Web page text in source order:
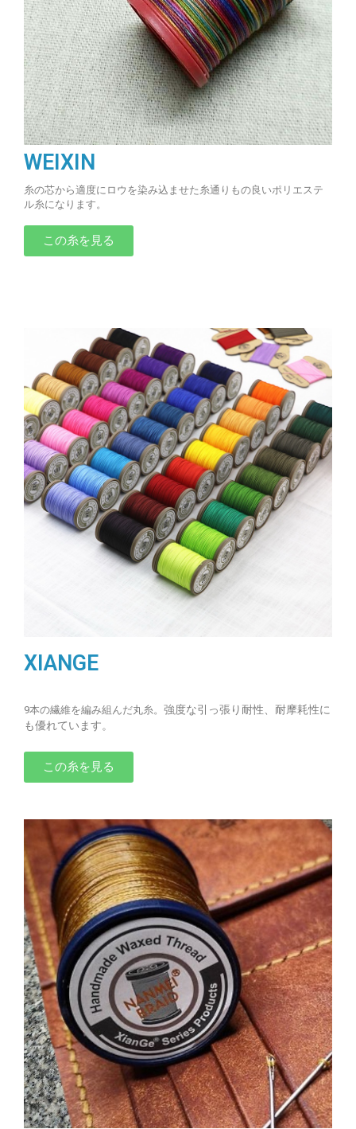
WEIXIN
糸の芯から適度にロウを染み込ませた糸通りもの良いポリエステ
ル糸になります。
この糸を見る
XIANGE
9本の繊維を編み組んだ丸糸。 強度な引っ張り耐性、耐摩耗性に
も優れています。
この糸を見る